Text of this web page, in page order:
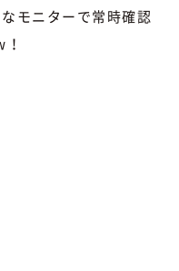
モニターで常時確認